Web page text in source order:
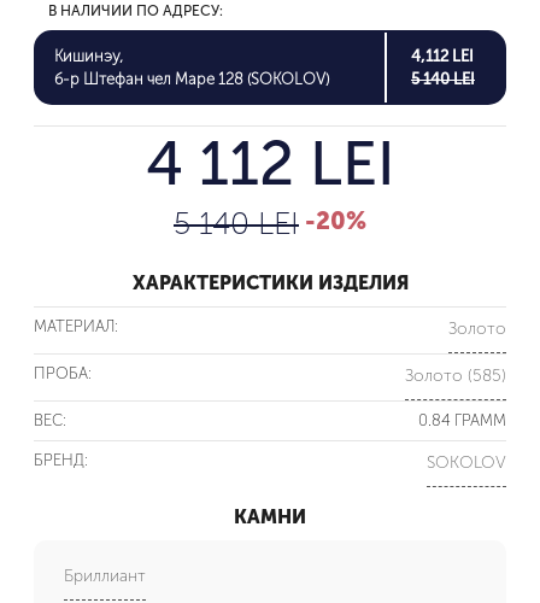
В НАЛИЧИИ ПО АДРЕСУ:
Кишинэу,
б-р Штефан чел Маре 128 (SOKOLOV)
4,112 LEI
5 140 LEI
4 112 LEI
5 140 LEI -20%
ХАРАКТЕРИСТИКИ ИЗДЕЛИЯ
МАТЕРИАЛ: Золото
ПРОБА: Золото (585)
ВЕС: 0.84 ГРАММ
БРЕНД: SOKOLOV
КАМНИ
Бриллиант